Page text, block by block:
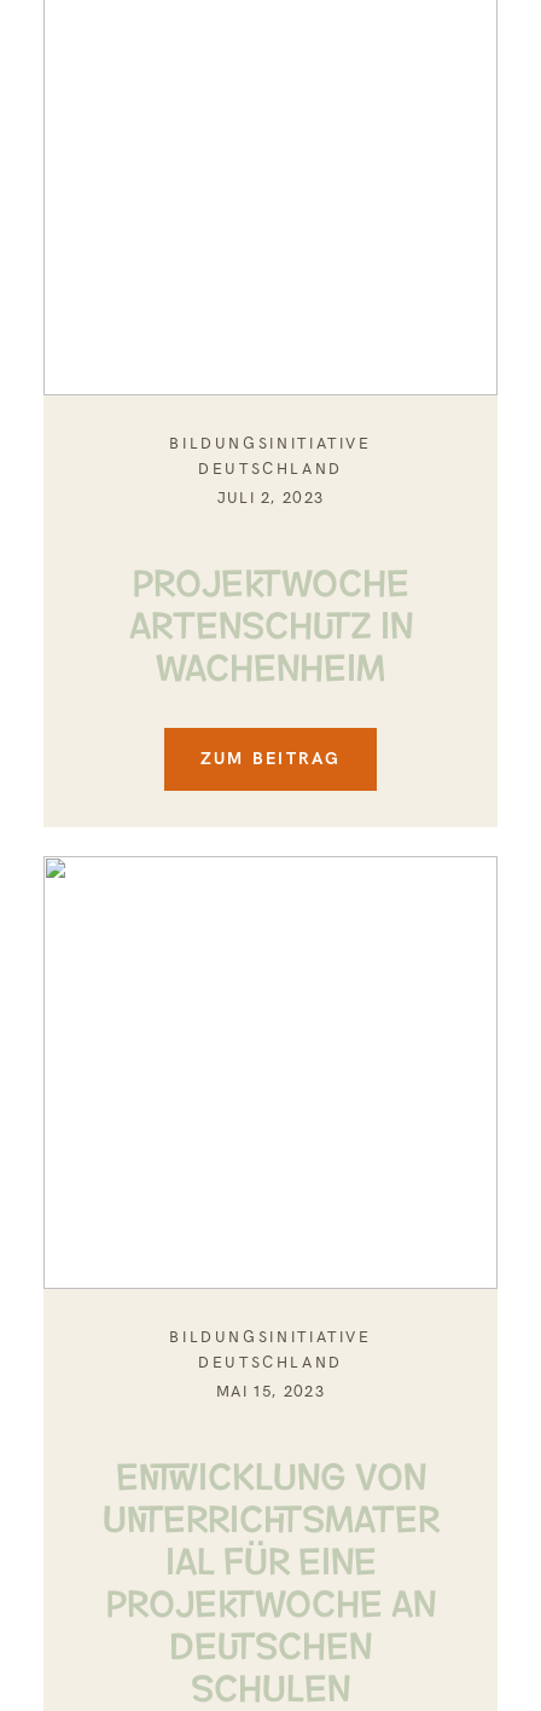
BILDUNGSINITIATIVE
DEUTSCHLAND
JULI 2, 2023
PROJEKTWOCHE
ARTENSCHUTZ IN
WACHENHEIM
ZUM BEITRAG
BILDUNGSINITIATIVE
DEUTSCHLAND
MAI 15, 2023
ENTWICKLUNG VON
UNTERRICHTSMATER
IAL FÜR EINE
PROJEKTWOCHE AN
DEUTSCHEN
SCHULEN